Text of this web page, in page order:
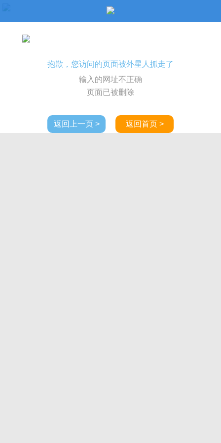
抱歉，您访问的页面被外星人抓走了
输入的网址不正确
页面已被删除
返回上一页 > 返回首页 >